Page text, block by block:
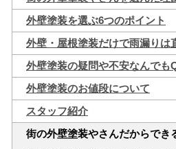
外壁塗装を選ぶ6つのポイント
外壁・屋根塗装だけで雨漏りは
外壁塗装の疑問や不安なんでも
外壁塗装のお値段について
スタッフ紹介
街の外壁塗装やさんだからでき